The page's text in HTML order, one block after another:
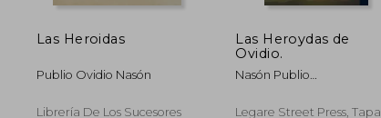
45% $ 158.055 45%
Las Heroidas
Publio Ovidio Nasón
Librería De Los Sucesores
Las Heroydas de
Ovidio.
Nasón Publio
(Madrid)
Legare Street Press, Tapa